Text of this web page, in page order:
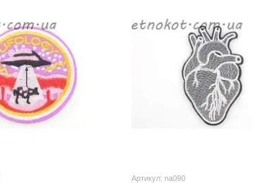
Артикул: na090